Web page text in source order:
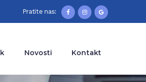
Pratite nas:
Novosti Kontakt